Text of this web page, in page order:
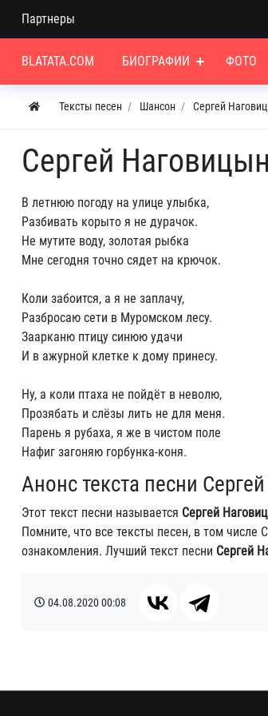
Партнеры
BLATATA.COM БИОГРАФИИ ФОТО
Тексты песен Шансон Сергей
Сергей
В летнюю погоду на улице улыбка,
Разбивать корыто я не дурачок.
Не мутите воду, золотая рыбка
Мне сегодня точно сядет на крючок.
Коли забоится, а я не заплачу,
Разбросаю сети в Муромском лесу.
Заарканю птицу синюю удачи
И в ажурной клетке к дому принесу.
Ну, а коли птаха не пойдёт в неволю,
Прозябать и слёзы лить не для меня.
Парень я рубаха, я же в чистом поле
Нафиг загоняю горбунка-коня.
Анонс текста песни
Этот текст песни называется Сергей
Помните, что все тексты песен, в том
ознакомления. Лучший текст песни Сергей
04.08.202000:08